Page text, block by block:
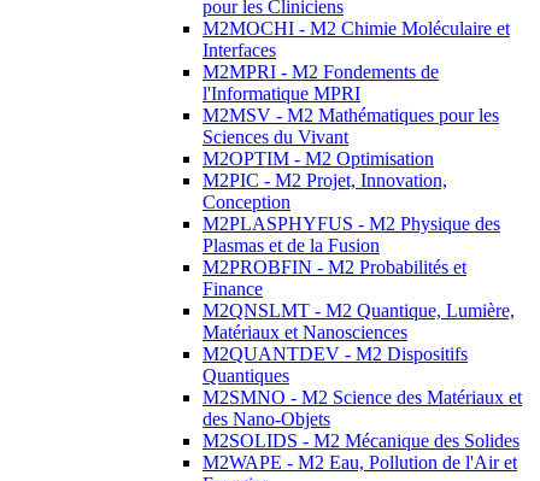
pour les Cliniciens
M2MOCHI - M2 Chimie Moléculaire et
Interfaces
M2MPRI - M2 Fondements de
l'Informatique MPRI
M2MSV - M2 Mathématiques pour les
Sciences du Vivant
M2OPTIM - M2 Optimisation
M2PIC - M2 Projet, Innovation,
Conception
M2PLASPHYFUS - M2 Physique des
Plasmas et de la Fusion
M2PROBFIN - M2 Probabilités et
Finance
M2QNSLMT - M2 Quantique, Lumière,
Matériaux et Nanosciences
M2QUANTDEV - M2 Dispositifs
Quantiques
M2SMNO - M2 Science des Matériaux et
des Nano-Objets
M2SOLIDS - M2 Mécanique des Solides
M2WAPE - M2 Eau, Pollution de l'Air et